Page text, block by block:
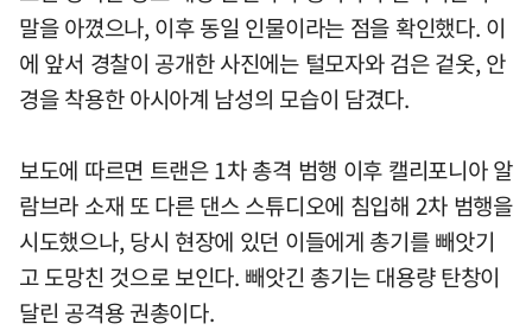
말을 아꼈으나, 이후 동일 인물이라는 점을 확인했다. 이
에 앞서 경찰이 공개한 사진에는 털모자와 검은 겉옷, 안
경을 착용한 아시아계 남성의 모습이 담겼다.
보도에 따르면 트랜은 1차 총격 범행 이후 캘리포니아 알
람브라 소재 또 다른 댄스 스튜디오에 침입해 2차 범행을
시도했으나, 당시 현장에 있던 이들에게 총기를 빼앗기
고 도망친 것으로 보인다. 빼앗긴 총기는 대용량 탄창이
달린 공격용 권총이다.